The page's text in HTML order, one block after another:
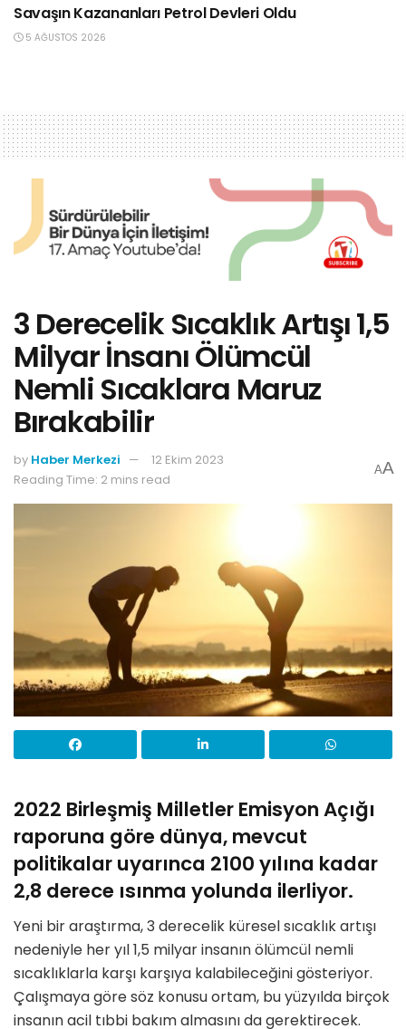
Savaşın Kazananları Petrol Devleri Oldu
5 AĞUSTOS 2026
3 Derecelik Sıcaklık Artışı 1,5
Milyar İnsanı Ölümcül
Nemli Sıcaklara Maruz
Bırakabilir
by Haber Merkezi
12 Ekim 2023
Reading Time: 2 mins read
AA
2022 Birleşmiş Milletler Emisyon Açığı
raporuna göre dünya, mevcut
politikalar uyarınca 2100 yılına kadar
2,8 derece ısınma yolunda ilerliyor.
Yeni bir araştırma, 3 derecelik küresel sıcaklık artışı
nedeniyle her yıl 1,5 milyar insanın ölümcül nemli
sıcaklıklarla karşı karşıya kalabileceğini gösteriyor.
Çalışmaya göre söz konusu ortam, bu yüzyılda birçok
insanın acil tıbbi bakım almasını da gerektirecek.